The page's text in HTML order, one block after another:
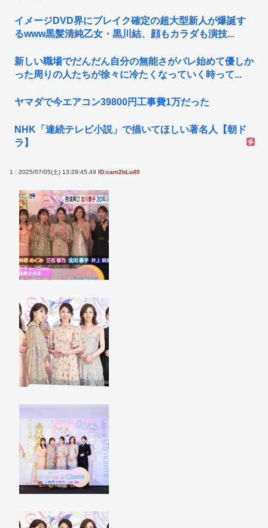
イメージDVD界にブレイク確定の超大型新人が爆誕す
るwww黒髪清純乙女・黒川結、顔もカラダも演技...
新しい職場でだんだん自分の無能さがバレ始めて優しか
った周りの人たちが徐々に冷たくなっていく時って...
ヤマダで今エアコン39800円工事費1万だった
NHK「連続テレビ小説」で描いてほしい著名人【朝ド
ラ】
1 : 2025/07/05(土) 13:29:45.49 ID:cam2bLu40